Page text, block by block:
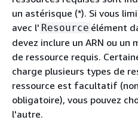
un astérisque (*). Si vous
avec l' Resource élément
devez inclure un ARN ou un
de ressource requis.
charge plusieurs types de
ressource est facultatif
obligatoire), vous pouvez
l'autre.